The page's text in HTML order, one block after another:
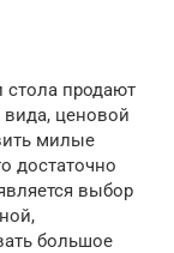
стола продают
вида, ценовой
милые
достаточно
выбор
большое